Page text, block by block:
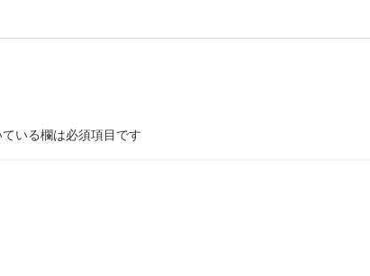
いる欄は必須項目です